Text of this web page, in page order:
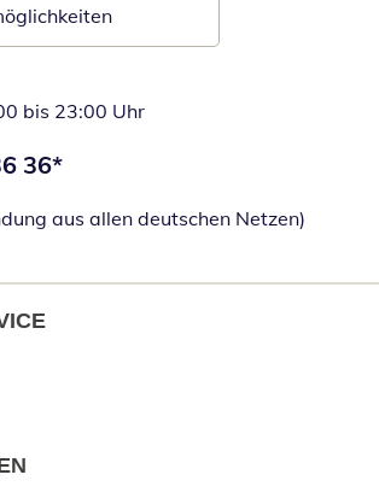
bis 23:00 Uhr
36*
aus allen deutschen Netzen)